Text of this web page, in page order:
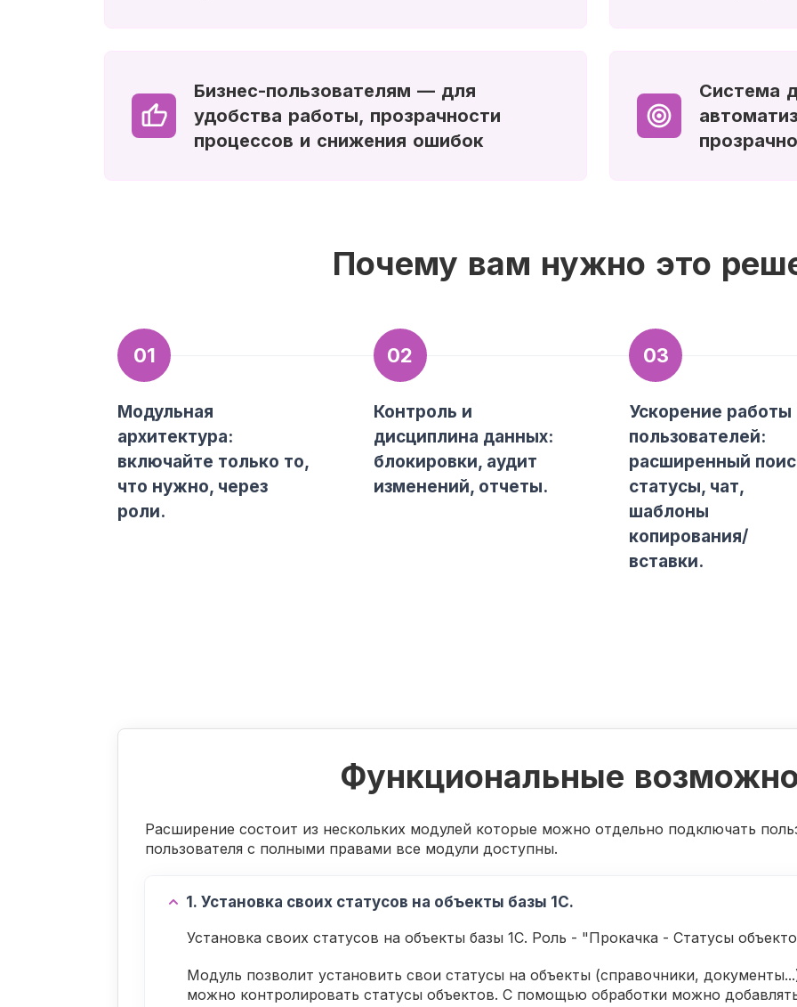
Бизнес-пользователям — для
удобства работы, прозрачности
процессов и снижения ошибок
Система
Почему вам нужно это
01
Модульная
архитектура:
включайте только то,
что нужно, через
роли.
02
Контроль и
дисциплина данных:
блокировки, аудит
изменений, отчеты.
03
Ускорение работы
пользователей:
расширенный
статусы, чат,
шаблоны
копирования/
вставки.
Функциональные
Расширение состоит из нескольких модулей которые можно отдельно подключать
пользователя с полными правами все модули доступны.
1. Установка своих статусов на объекты базы 1С.
Установка своих статусов на объекты базы 1С. Роль - "Прокачка - Статусы
Модуль позволит установить свои статусы на объекты (справочники,
можно контролировать статусы объектов. С помощью обработки можно